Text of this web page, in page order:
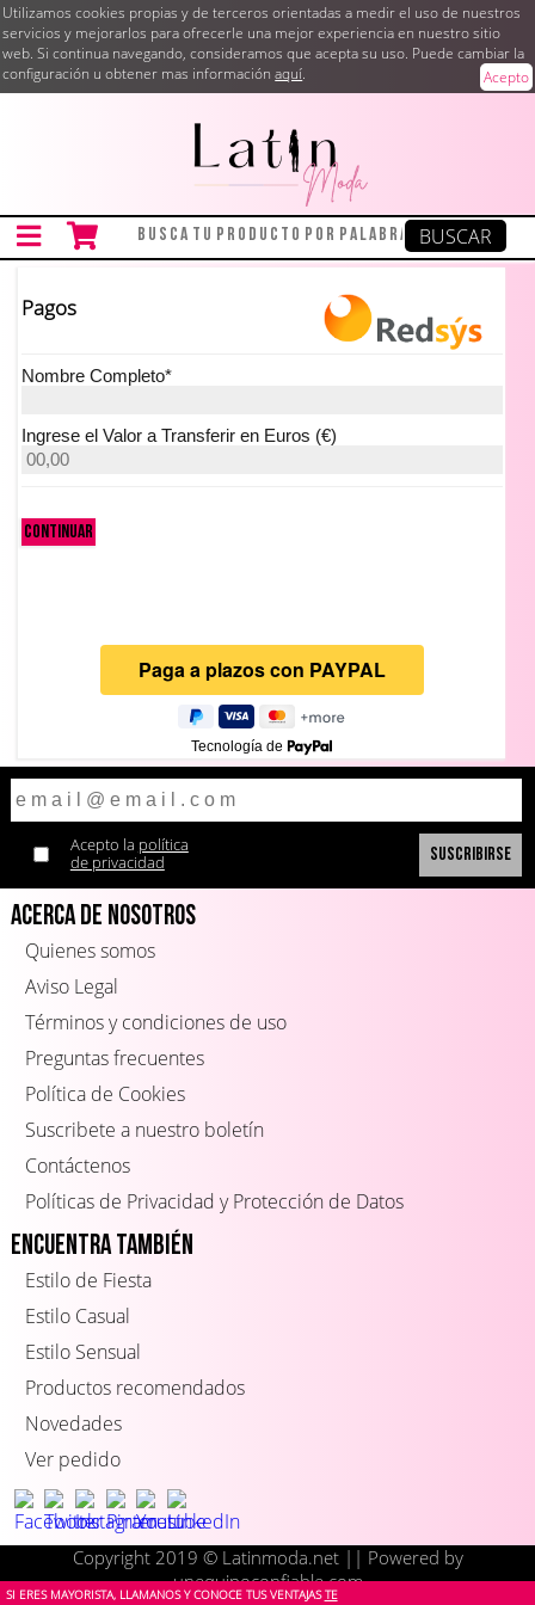
Utilizamos cookies propias y de terceros orientadas a medir el uso de nuestros
servicios y mejorarlos para ofrecerle una mejor experiencia en nuestro sitio
web. Si continua navegando, consideramos que acepta su uso. Puede cambiar la
configuración u obtener mas informaciónaquí. Acepto
Pagos
Nombre Completo*
Ingrese el Valor a Transferir en Euros (€)
Continuar
Tecnología de
Acepto la política
de privacidad
Acerca de Nosotros
Quienes somos
Aviso Legal
Términos y condiciones de uso
Preguntas frecuentes
Política de Cookies
Suscribete a nuestro boletín
Contáctenos
Políticas de Privacidad y Protección de Datos
Encuentra también
Estilo de Fiesta
Estilo Casual
Estilo Sensual
Productos recomendados
Novedades
Ver pedido
Copyright 2019 © Latinmoda.net || Powered by
unequipoconfiable.com
SI ERES MAYORISTA, LLAMANOS Y CONOCE TUS VENTAJAS TE